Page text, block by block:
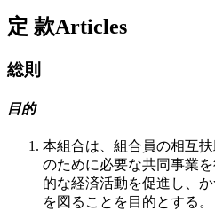
定 款Articles
総則
目的
本組合は、組合員の相互
のために必要な共同事業
的な経済活動を促進し、
を図ることを目的とする。